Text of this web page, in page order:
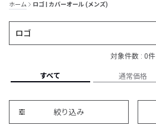
ホーム ロゴ | カバーオール (メンズ)
対象件数 : 0件
すべて 通常価格
絞り込み